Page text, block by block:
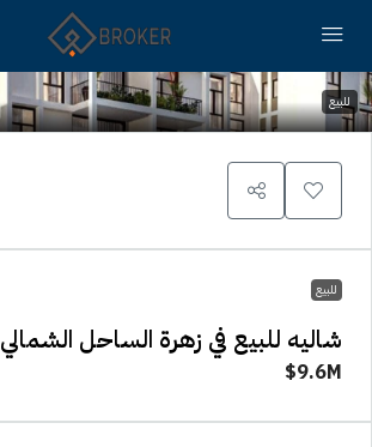
للبيع
للبيع
شاليه للبيع في زهرة الساحل الشمالي 107 م
9.6M$